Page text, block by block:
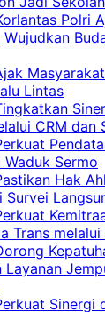
Polri
Lintas
CRM dan
Waduk Sermo
Hak
Survei
Trans melalui
Layanan
Sinergi